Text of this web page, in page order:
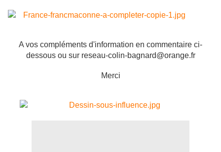
A vos compléments d'information en commentaire ci-
dessous ou sur reseau-colin-bagnard@orange.fr
Merci